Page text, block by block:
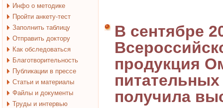
Инфо о методике
Пройти анкету-тест
Заполнить таблицу
Отправить доктору
Как обследоваться
Благотворительность
Публикации в прессе
Статьи и материалы
Файлы и документы
Труды и интервью
В сентябре
продукция
получила